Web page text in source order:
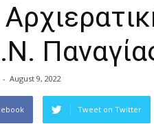
- August 9, 2022
Tweet on Twitter